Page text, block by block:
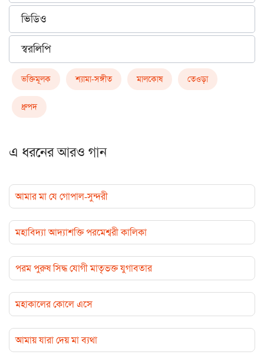
ভিডিও
স্বরলিপি
ভক্তিমূলক শ্যামা-সঙ্গীত মালকোষ তেওড়া
ধ্রুপদ
এ ধরনের আরও গান
আমার মা যে গোপাল-সুন্দরী
মহাবিদ্যা আদ্যাশক্তি পরমেশ্বরী কালিকা
পরম পুরুষ সিদ্ধ যোগী মাতৃভক্ত যুগাবতার
মহাকালের কোলে এসে
আমায় যারা দেয় মা ব্যথা